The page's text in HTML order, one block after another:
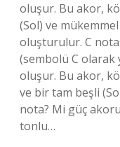
oluşur. Bu akor,
(Sol) ve
oluşturulur. C
(sembolü C olarak
oluşur. Bu akor,
ve bir tam beşli
nota? Mi güç
tonlu…